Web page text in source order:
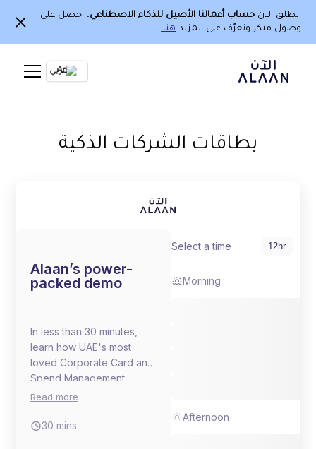
انطلق الآن حساب أعمالنا الأصيل للذكاء الاصطناعي، احصل على
وصول مبكر وتعرّف على المزيد هنا.
Ar
بطاقات الشركات الذكية